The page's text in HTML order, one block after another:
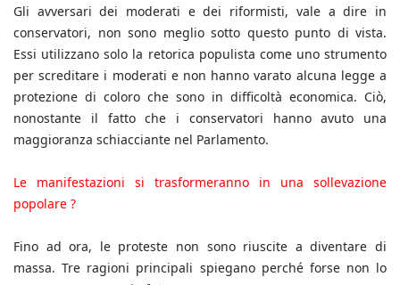
Gli avversari dei moderati e dei riformisti, vale a dire in
conservatori, non sono meglio sotto questo punto di vista.
Essi utilizzano solo la retorica populista come uno strumento
per screditare i moderati e non hanno varato alcuna legge a
protezione di coloro che sono in difficoltà economica. Ciò,
nonostante il fatto che i conservatori hanno avuto una
maggioranza schiacciante nel Parlamento.
Le manifestazioni si trasformeranno in una sollevazione
popolare ?
Fino ad ora, le proteste non sono riuscite a diventare di
massa. Tre ragioni principali spiegano perché forse non lo